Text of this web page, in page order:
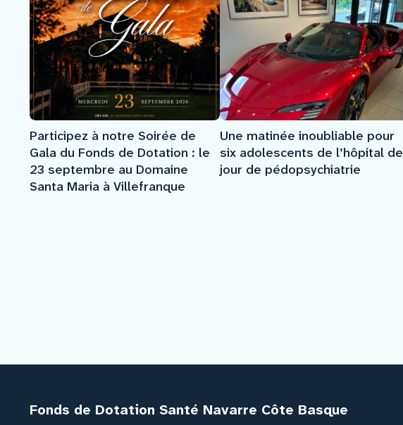
Participez à notre Soirée de
Gala du Fonds de Dotation : le
23 septembre au Domaine
Santa Maria à Villefranque
Une matinée inoubliable pour
six adolescents de l’hôpital de
jour de pédopsychiatrie
Fonds de Dotation Santé Navarre Côte Basque